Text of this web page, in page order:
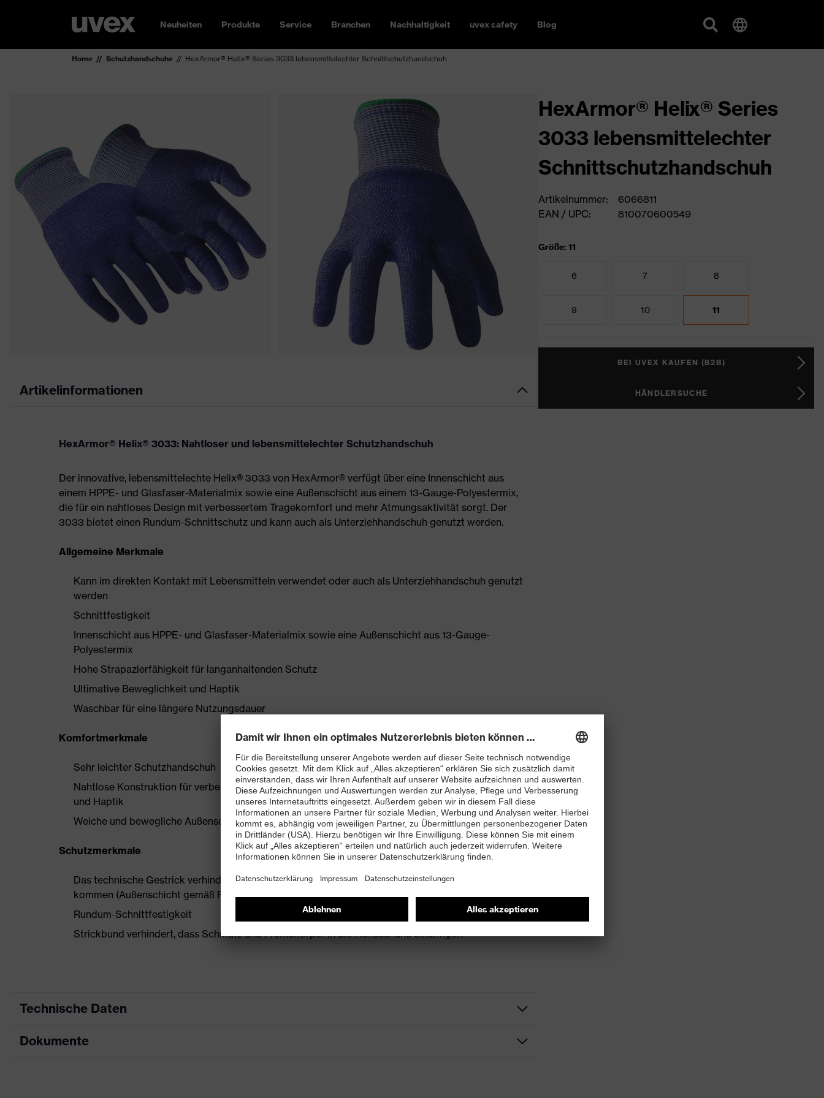
Neuheiten Produkte Service Branchen Nachhaltigkeit uvex safety Blog
Home Schutzhandschuhe HexArmor® Helix® Series 3033 lebensmittelechter Schnittschutzhandschuh
Artikelinformationen
HexArmor® Helix® 3033: Nahtloser und lebensmittelechter Schutzhandschuh
Der innovative, lebensmittelechte Helix® 3033 von HexArmor® verfügt über eine Innenschicht aus
einem HPPE- und Glasfaser-Materialmix sowie eine Außenschicht aus einem 13-Gauge-Polyestermix,
die für ein nahtloses Design mit verbessertem Tragekomfort und mehr Atmungsaktivität sorgt. Der
3033 bietet einen Rundum-Schnittschutz und kann auch als Unterziehhandschuh genutzt werden.
Allgemeine Merkmale
Kann im direkten Kontakt mit Lebensmitteln verwendet oder auch als Unterziehhandschuh genutzt
werden
Schnittfestigkeit
Innenschicht aus HPPE- und Glasfaser-Materialmix sowie eine Außenschicht aus 13-Gauge-
Polyestermix
Hohe Strapazierfähigkeit für langanhaltenden Schutz
Ultimative Beweglichkeit und Haptik
Waschbar für eine längere Nutzungsdauer
Komfortmerkmale
Sehr leichter Schutzhandschuh
Nahtlose Konstruktion für verbesserten Tragekomfort unter Beibehaltung der hohen Beweglichkeit
und Haptik
Weiche und bewegliche Außenschicht
Schutzmerkmale
Das technische Gestrick verhindert, dass Handschuhpartikel mit Lebensmitteln in Berührung
kommen (Außenschicht gemäß FDA 21 CFR 177.1630 auf Lebensmittelechtheit geprüft)
Rundum-Schnittfestigkeit
Strickbund verhindert, dass Schmutz und Fremdkörper in die Handschuhe eindringen
Technische Daten
Produktart
Dokumente
HexArmor® Helix® Series
3033 lebensmittelechter
Schnittschutzhandschuh
Artikelnummer:
6066811
EAN / UPC:
810070600549
Größe: 11
6 7 8
9 10 11
BEI UVEX KAUFEN (B2B)
HÄNDLERSUCHE